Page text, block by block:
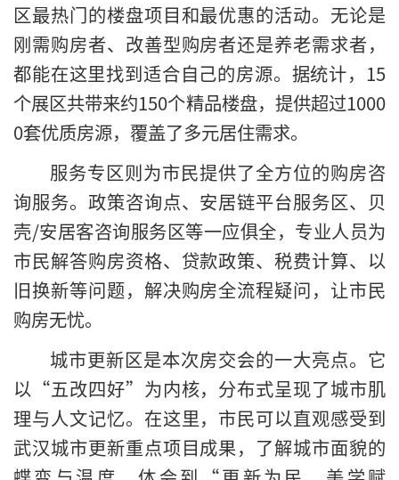
区最热门的楼盘项目和最优惠的活动。无论是
刚需购房者、改善型购房者还是养老需求者，
都能在这里找到适合自己的房源。据统计，15
个展区共带来约150个精品楼盘，提供超过1000
0套优质房源，覆盖了多元居住需求。
服务专区则为市民提供了全方位的购房咨
询服务。政策咨询点、安居链平台服务区、贝
壳/安居客咨询服务区等一应俱全，专业人员为
市民解答购房资格、贷款政策、税费计算、以
旧换新等问题，解决购房全流程疑问，让市民
购房无忧。
城市更新区是本次房交会的一大亮点。它
以“五改四好”为内核，分布式呈现了城市肌
理与人文记忆。在这里，市民可以直观感受到
武汉城市更新重点项目成果，了解城市面貌的